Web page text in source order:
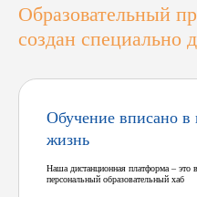
Образовательный
создан специально
Обучение вписано в
жизнь
Наша дистанционная платформа – это
персональный образовательный хаб